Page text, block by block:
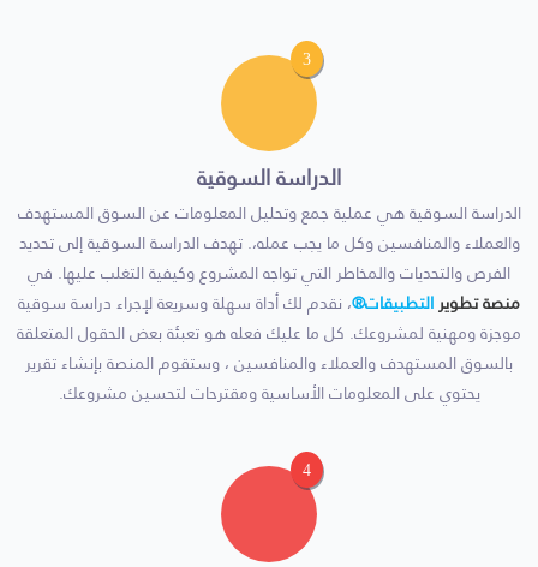
3
الدراسة السوقية
الدراسة السوقية هي عملية جمع وتحليل المعلومات عن السوق المستهدف
والعملاء والمنافسين وكل ما يجب عمله،. تهدف الدراسة السوقية إلى تحديد
الفرص والتحديات والمخاطر التي تواجه المشروع وكيفية التغلب عليها. في
منصة تطويرالتطبيقات®، نقدم لك أداة سهلة وسريعة لإجراء دراسة سوقية
موجزة ومهنية لمشروعك. كل ما عليك فعله هو تعبئة بعض الحقول المتعلقة
بالسوق المستهدف والعملاء والمنافسين ، وستقوم المنصة بإنشاء تقرير
يحتوي على المعلومات الأساسية ومقترحات لتحسين مشروعك.
4